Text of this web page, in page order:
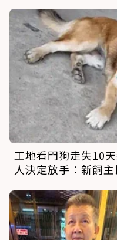
工地看門狗走失10
人決定放手：新飼